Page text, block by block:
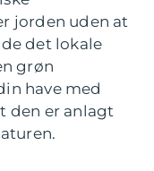
jorden uden at
det lokale
grøn
have med
den er anlagt